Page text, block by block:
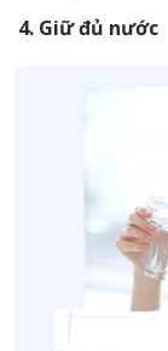
4. Giữ đủ nước